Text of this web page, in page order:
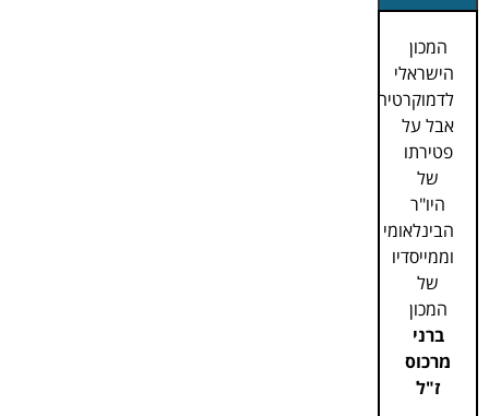
המכון
הישראלי
לדמוקרטיה
אבל על
פטירתו
של
היו"ר
הבינלאומי
וממייסדיו
של
המכון
ברני
מרכוס
ז"ל